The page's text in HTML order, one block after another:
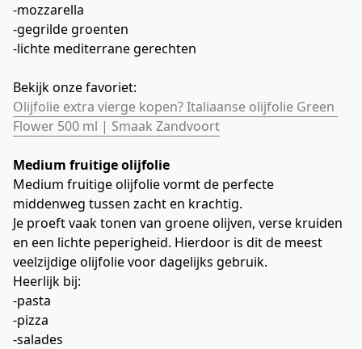
-mozzarella
-gegrilde groenten
-lichte mediterrane gerechten
Bekijk onze favoriet:
Olijfolie extra vierge kopen? Italiaanse olijfolie Green
Flower 500 ml | Smaak Zandvoort
Medium fruitige olijfolie
Medium fruitige olijfolie vormt de perfecte
middenweg tussen zacht en krachtig.
Je proeft vaak tonen van groene olijven, verse kruiden
en een lichte peperigheid. Hierdoor is dit de meest
veelzijdige olijfolie voor dagelijks gebruik.
Heerlijk bij:
-pasta
-pizza
-salades